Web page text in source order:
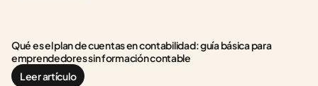
Qué es el plan de cuentas en contabilidad: guía básica para
emprendedores sin formación contable
Leer artículo